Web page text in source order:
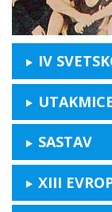
IV
SASTAV
XIII